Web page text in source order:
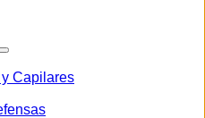
Capilares